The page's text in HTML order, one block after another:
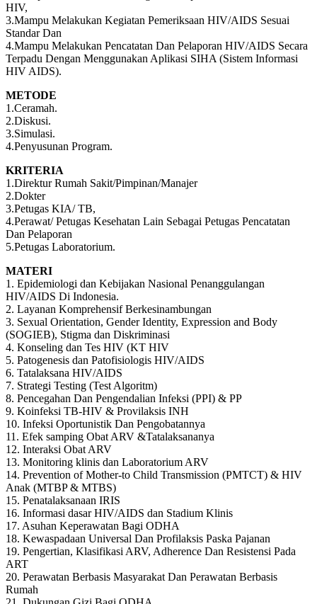
HIV,
3.Mampu Melakukan Kegiatan Pemeriksaan HIV/AIDS Sesuai
Standar Dan
4.Mampu Melakukan Pencatatan Dan Pelaporan HIV/AIDS Secara
Terpadu Dengan Menggunakan Aplikasi SIHA (Sistem Informasi
HIV AIDS).
METODE
1.Ceramah.
2.Diskusi.
3.Simulasi.
4.Penyusunan Program.
KRITERIA
1.Direktur Rumah Sakit/Pimpinan/Manajer
2.Dokter
3.Petugas KIA/ TB,
4.Perawat/ Petugas Kesehatan Lain Sebagai Petugas Pencatatan
Dan Pelaporan
5.Petugas Laboratorium.
MATERI
1. Epidemiologi dan Kebijakan Nasional Penanggulangan
HIV/AIDS Di Indonesia.
2. Layanan Komprehensif Berkesinambungan
3. Sexual Orientation, Gender Identity, Expression and Body
(SOGIEB), Stigma dan Diskriminasi
4. Konseling dan Tes HIV (KT HIV
5. Patogenesis dan Patofisiologis HIV/AIDS
6. Tatalaksana HIV/AIDS
7. Strategi Testing (Test Algoritm)
8. Pencegahan Dan Pengendalian Infeksi (PPI) & PP
9. Koinfeksi TB-HIV & Provilaksis INH
10. Infeksi Oportunistik Dan Pengobatannya
11. Efek samping Obat ARV &Tatalaksananya
12. Interaksi Obat ARV
13. Monitoring klinis dan Laboratorium ARV
14. Prevention of Mother-to Child Transmission (PMTCT) & HIV
Anak (MTBP & MTBS)
15. Penatalaksanaan IRIS
16. Informasi dasar HIV/AIDS dan Stadium Klinis
17. Asuhan Keperawatan Bagi ODHA
18. Kewaspadaan Universal Dan Profilaksis Paska Pajanan
19. Pengertian, Klasifikasi ARV, Adherence Dan Resistensi Pada
ART
20. Perawatan Berbasis Masyarakat Dan Perawatan Berbasis
Rumah